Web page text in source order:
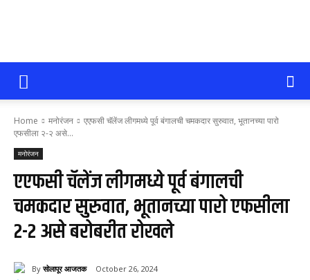
सोलापूर
आजतक
Home मनोरंजन
एएफसी चॅलेंज लीगमध्ये पूर्व बंगालची चमकदार सुरुवात, भूतानच्या पारो
एफसीला २-२ असे...
मनोरंजन
एएफसी चॅलेंज लीगमध्ये पूर्व बंगालची
चमकदार सुरुवात, भूतानच्या पारो एफसीला
२-२ असे बरोबरीत रोखले
By सोलापूर आजतक October 26, 2024